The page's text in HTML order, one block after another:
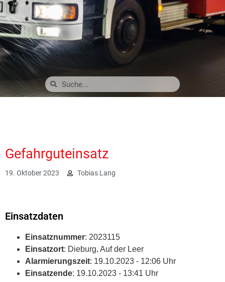
Gefahrguteinsatz
19. Oktober 2023 Tobias Lang
Einsatzdaten
Einsatznummer: 2023115
Einsatzort: Dieburg, Auf der Leer
Alarmierungszeit: 19.10.2023 - 12:06 Uhr
Einsatzende: 19.10.2023 - 13:41 Uhr